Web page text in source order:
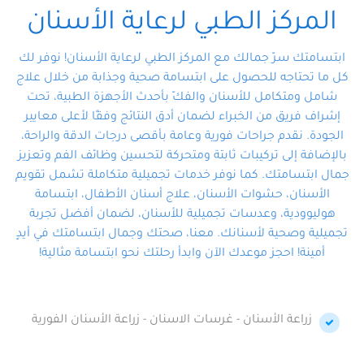
وتضمن لك حلاً شاملًا لجميع
المتخصص ذوي الخبرة، ستجد نفسك
في أيد أمينة تلبي احتياجاتك بكل
احترافية ودقة.
المركز الطبي لرعاية الأسنان
ابتسامتك سرّ جمالك مع المركز الطبي لرعاية الأسنان! نوفر لك
كل ما تحتاجه للحصول على ابتسامة صحية وجذابة من خلال علاج
شامل ومتكامل للأسنان والفكّ بأحدث الأجهزة الطبية، تحت
إشراف فريق من الخبراء لضمان أدق النتائج وفقًا لأعلى معايير
الجودة. نقدم جراحات فورية وعامة بأقصى درجات الدقة والراحة،
بالإضافة إلى تركيبات ثابتة ومتحركة لتحسين وظائف الفم وتعزيز
جمال ابتسامتك. كما نوفر خدمات تجميلية متكاملة تشمل تقويم
الأسنان، حشوات الأسنان، علاج أسنان الأطفال، ابتسامة
هوليوودية، وعدسات تجميلية للأسنان، لضمان أفضل تجربة
تجميلية وصحية لأسنانك. معنا، صحتك وجمال ابتسامتك في أيدٍ
أمينة! احجز موعدك الآن وابدأ رحلتك نحو ابتسامة مثالية!
زراعة الأسنان - غرسات الاسنان - زراعة الأسنان الفورية